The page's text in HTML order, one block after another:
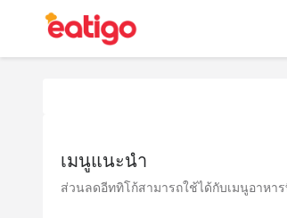
เมนูแนะนำ
ส่วนลดอีททิโก้สามารถใช้ได้กับเมนูอาหา